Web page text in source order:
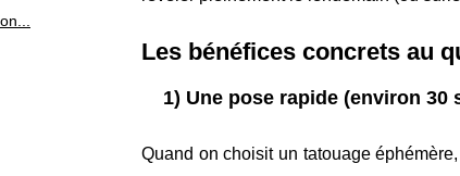
Les bénéfices concrets au
1) Une pose rapide (environ 30
Quand on choisit un tatouage